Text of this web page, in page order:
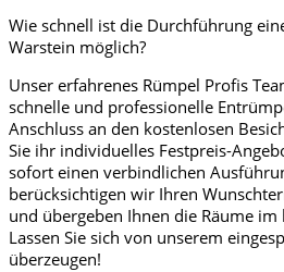
Wie schnell ist die Durchführung
Warstein möglich?
Unser erfahrenes Rümpel Profis
schnelle und professionelle
Anschluss an den kostenlosen
Sie ihr individuelles Festpreis-
sofort einen verbindlichen
berücksichtigen wir Ihren
und übergeben Ihnen die Räume im
Lassen Sie sich von unserem
überzeugen!